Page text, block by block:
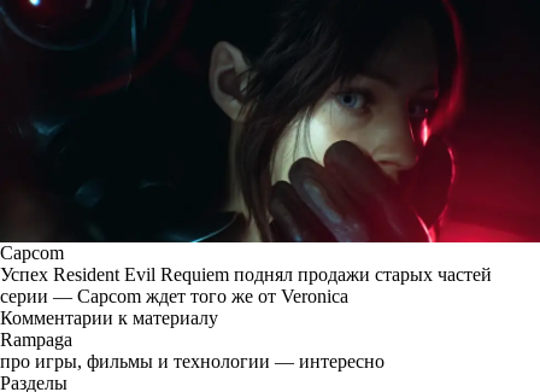
Capcom
Успех Resident Evil Requiem поднял продажи старых частей
серии — Capcom ждет того же от Veronica
Комментарии к материалу
Rampaga
про игры, фильмы и технологии — интересно
Разделы